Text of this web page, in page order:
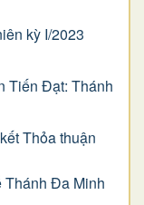
kỳ I/2023
Tiến Đạt: Thánh
Thỏa thuận
Thánh Đa Minh